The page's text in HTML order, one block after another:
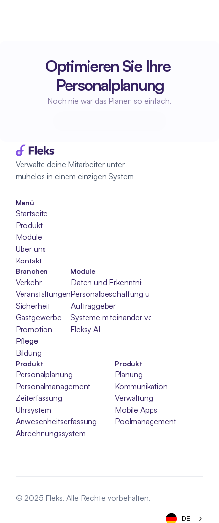
Optimieren Sie Ihre
Personalplanung
Noch nie war das Planen so einfach.
Verwalte deine Mitarbeiter unter
mühelos in einem einzigen System
Menü
Startseite
Produkt
Module
Über uns
Kontakt
Module
Daten und Erkenntnisse
Personalbeschaffung und -auswahl
Auftraggeber
Systeme miteinander verbinden
Fleksy AI
Branchen
Verkehr
Veranstaltungen
Sicherheit
Gastgewerbe
Promotion
Pflege
Pflege
Pflege
Bildung
Produkt
Personalplanung
Personalmanagement
Zeiterfassung
Uhrsystem
Anwesenheitserfassung
Abrechnungssystem
Planung
Kommunikation
Verwaltung
Mobile Apps
Poolmanagement
Produkt
© 2025 Fleks. Alle Rechte vorbehalten.
DE